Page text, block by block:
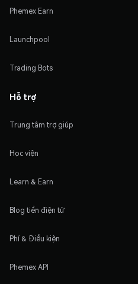
Phemex Earn
Launchpool
Trading Bots
Hỗ trợ
Trung tâm trợ giúp
Học viện
Learn & Earn
Blog tiền điện tử
Phí & Điều kiện
Phemex API